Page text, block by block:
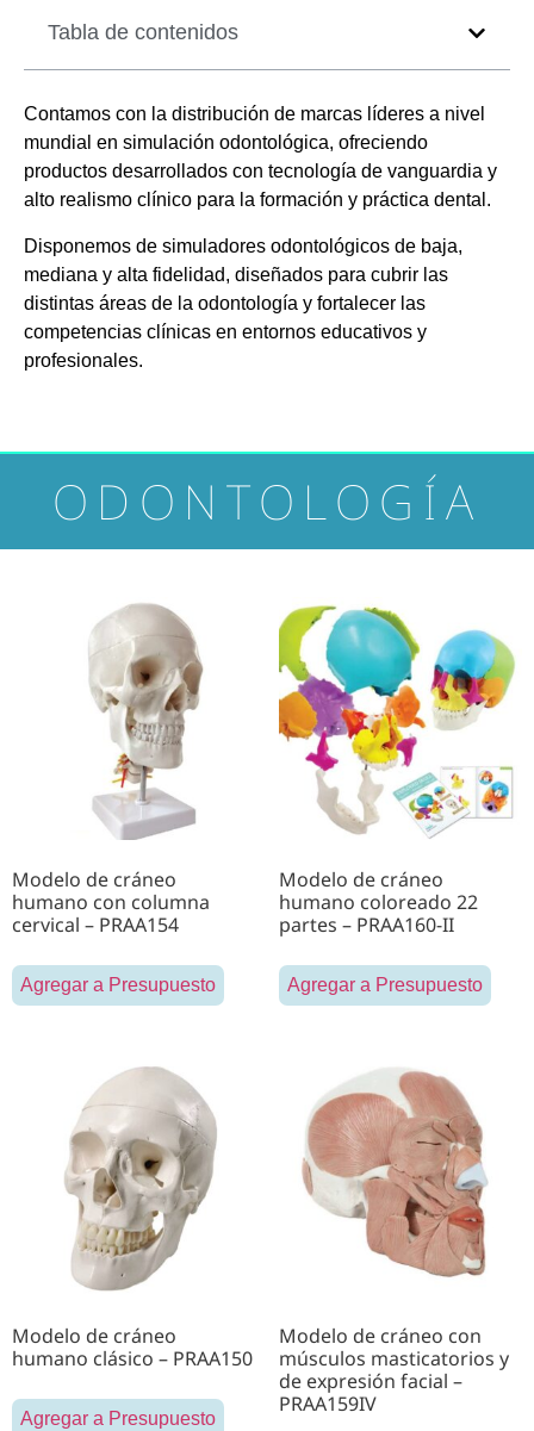
Tabla de contenidos
Contamos con la distribución de marcas líderes a nivel
mundial en simulación odontológica, ofreciendo
productos desarrollados con tecnología de vanguardia y
alto realismo clínico para la formación y práctica dental.
Disponemos de simuladores odontológicos de baja,
mediana y alta fidelidad, diseñados para cubrir las
distintas áreas de la odontología y fortalecer las
competencias clínicas en entornos educativos y
profesionales.
ODONTOLOGÍA
Modelo de cráneo
humano con columna
cervical – PRAA154
Agregar a Presupuesto
Modelo de cráneo
humano coloreado 22
partes – PRAA160-II
Agregar a Presupuesto
Modelo de cráneo
humano clásico – PRAA150
Agregar a Presupuesto
Modelo de cráneo con
músculos masticatorios y
de expresión facial –
PRAA159IV